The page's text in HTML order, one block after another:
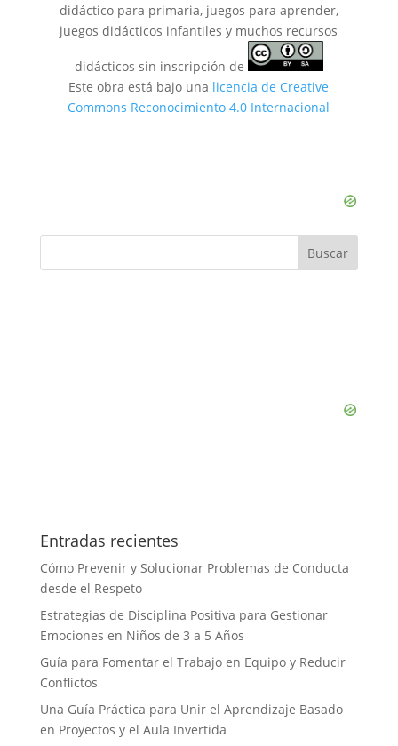
didáctico para primaria, juegos para aprender,
juegos didácticos infantiles y muchos recursos
didácticos sin inscripción de
Este obra está bajo una licencia de Creative
Commons Reconocimiento 4.0 Internacional
Entradas recientes
Cómo Prevenir y Solucionar Problemas de Conducta
desde el Respeto
Estrategias de Disciplina Positiva para Gestionar
Emociones en Niños de 3 a 5 Años
Guía para Fomentar el Trabajo en Equipo y Reducir
Conflictos
Una Guía Práctica para Unir el Aprendizaje Basado
en Proyectos y el Aula Invertida